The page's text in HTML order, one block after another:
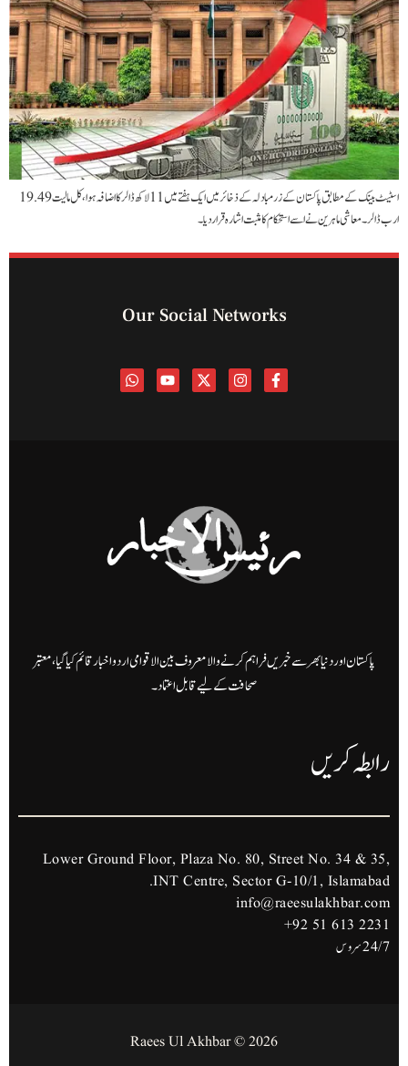
اسٹیٹ بینک کے مطابق پاکستان کے زرمبادلہ کے ذخائر میں ایک ہفتے میں 11 لاکھ ڈالر کا اضافہ ہوا، کل مالیت 19.49
ارب ڈالر۔ معاشی ماہرین نے اسے استحکام کا مثبت اشارہ قرار دیا۔
Our Social Networks
پاکستان اور دنیا بھر سے خبریں فراہم کرنے والا معروف بین الاقوامی اردو اخبار قائم کیا گیا، معتبر
صحافت کے لیے قابل اعتماد۔
رابطہ کریں
Lower Ground Floor, Plaza No. 80, Street No. 34 & 35,
INT Centre, Sector G-10/1, Islamabad.
info@raeesulakhbar.com
+92 51 613 2231
24/7 سروس
2026 © Raees Ul Akhbar